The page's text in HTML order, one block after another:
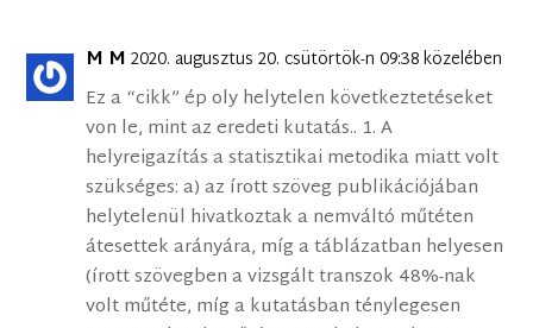
M M 2020. augusztus 20. csütörtök-n 09:38 közelében
Ez a “cikk” ép oly helytelen következtetéseket
von le, mint az eredeti kutatás.. 1. A
helyreigazítás a statisztikai metodika miatt volt
szükséges: a) az írott szöveg publikációjában
helytelenül hivatkoztak a nemváltó műtéten
átesettek arányára, míg a táblázatban helyesen
(írott szövegben a vizsgált transzok 48%-nak
volt műtéte, míg a kutatásban ténylegesen